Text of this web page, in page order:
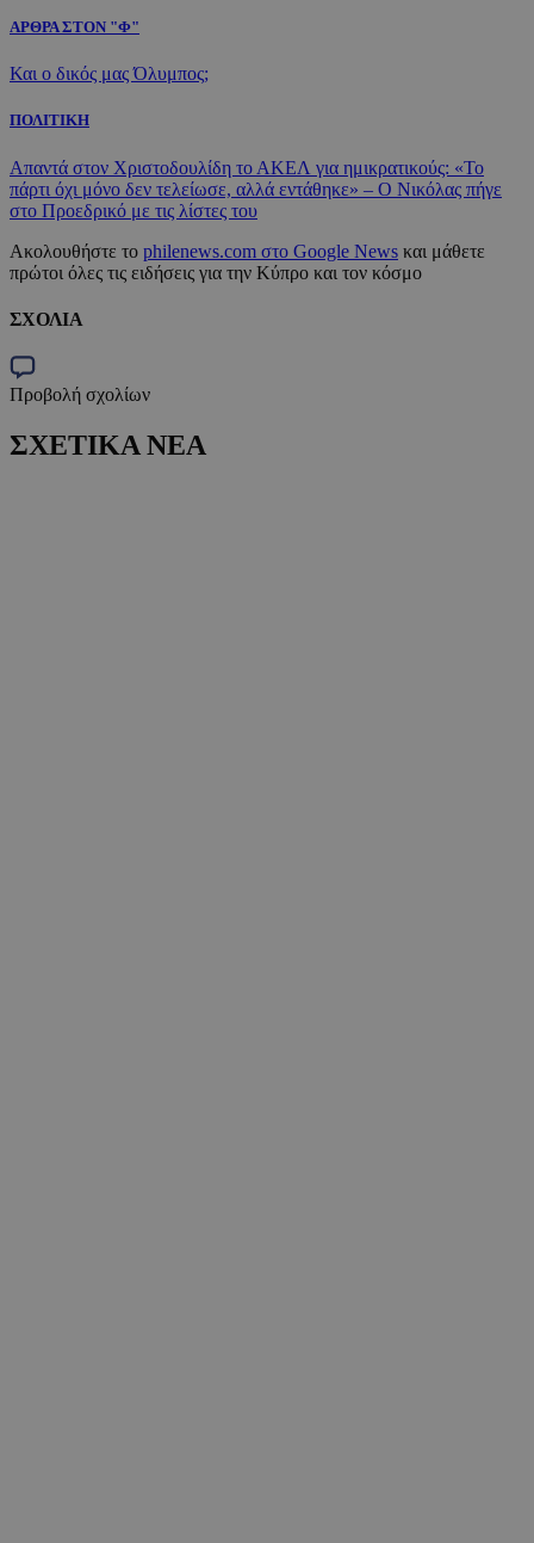
ΑΡΘΡΑ ΣΤΟΝ "Φ"
Και ο δικός μας Όλυμπος;
ΠΟΛΙΤΙΚΗ
Απαντά στον Χριστοδουλίδη το ΑΚΕΛ για ημικρατικούς: «Το
πάρτι όχι μόνο δεν τελείωσε, αλλά εντάθηκε» – Ο Νικόλας πήγε
στο Προεδρικό με τις λίστες του
Ακολουθήστε το philenews.com στο Google News και μάθετε
πρώτοι όλες τις ειδήσεις για την Κύπρο και τον κόσμο
ΣΧΟΛΙΑ
Προβολή σχολίων
ΣΧΕΤΙΚΑ ΝΕΑ